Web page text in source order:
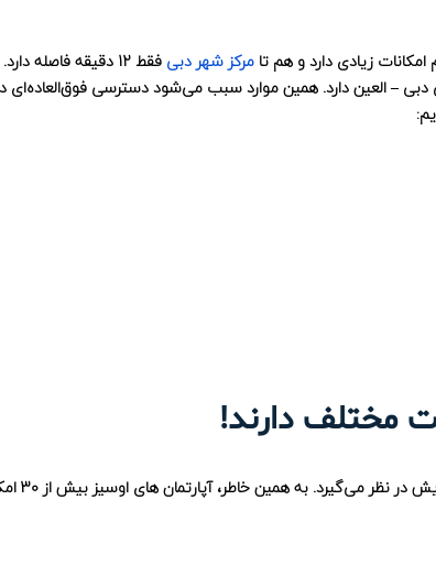
زیادی دارد و هم تا مرکز شهر دبی
فقط 12 دقیقه فاصله
دبی – العین دارد. همین موارد سبب می‌شود دسترسی فوق‌العاده‌ای
شرکت دانوب جزو